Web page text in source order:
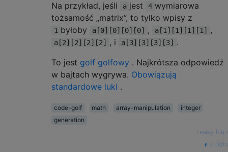
Na przykład, jeśli a jest 4 wymiarowa
tożsamość „matrix”, to tylko wpisy z
1 byłoby a[0][0][0][0] , a[1][1][1][1] ,
a[2][2][2][2] , i a[3][3][3][3]
.
To jest golf golfowy . Najkrótsza odpowiedź
w bajtach wygrywa. Obowiązują
standardowe luki .
code-golf math array-manipulation
integer
generation
Leaky Nun
źródło